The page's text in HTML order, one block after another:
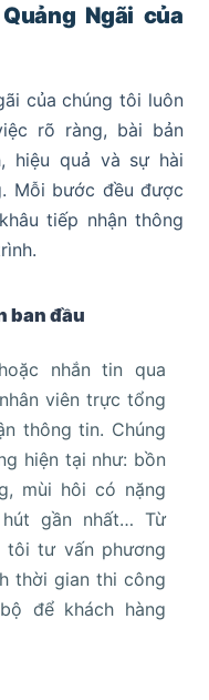
Ngãi của
của chúng tôi luôn
rõ ràng, bài bản
hiệu quả và sự hài
Mỗi bước đều được
tiếp nhận thông
ban đầu
nhắn tin qua
viên trực tổng
thông tin. Chúng
hiện tại như: bồn
mùi hôi có nặng
gần nhất… Từ
tôi tư vấn phương
thời gian thi công
để khách hàng